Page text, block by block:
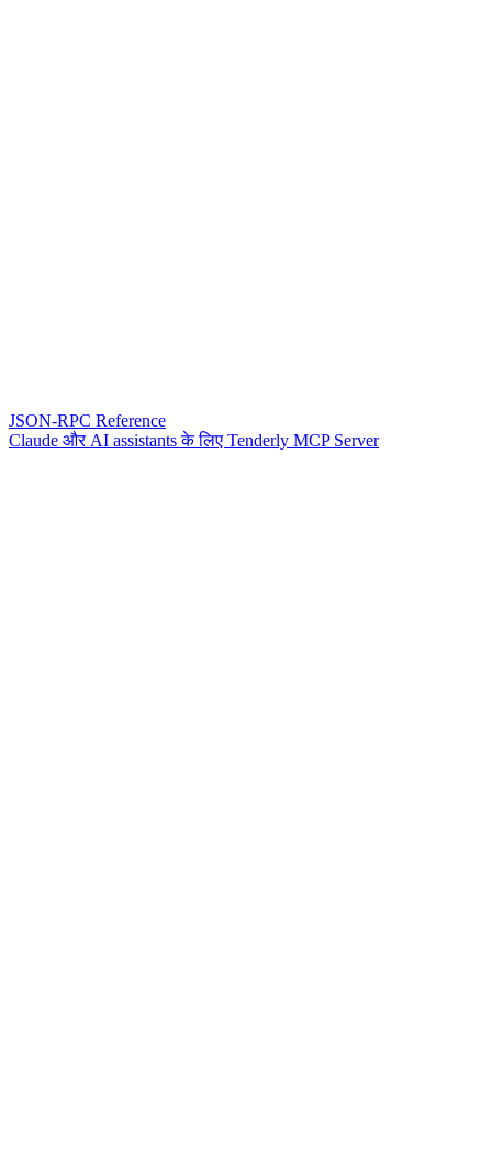
JSON-RPC Reference
Claude और AI assistants के लिए Tenderly MCP Server